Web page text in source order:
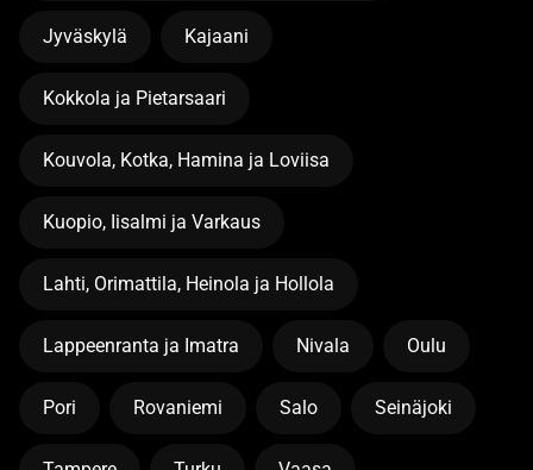
Jyväskylä Kajaani
Kokkola ja Pietarsaari
Kouvola, Kotka, Hamina ja Loviisa
Kuopio, Iisalmi ja Varkaus
Lahti, Orimattila, Heinola ja Hollola
Lappeenranta ja Imatra Nivala Oulu
Pori Rovaniemi Salo Seinäjoki